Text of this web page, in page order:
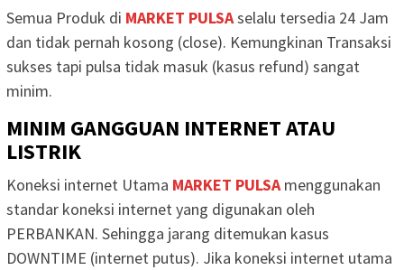
Semua Produk di MARKET PULSAselalu tersedia 24 Jam
dan tidak pernah kosong (close). Kemungkinan Transaksi
sukses tapi pulsa tidak masuk (kasus refund) sangat
minim.
MINIM GANGGUAN INTERNET ATAU
LISTRIK
Koneksi internet Utama MARKET PULSAmenggunakan
standar koneksi internet yang digunakan oleh
PERBANKAN. Sehingga jarang ditemukan kasus
DOWNTIME (internet putus). Jika koneksi internet utama